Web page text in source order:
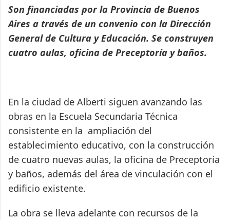
Son financiadas por la Provincia de Buenos
Aires a través de un convenio con la Dirección
General de Cultura y Educación. Se construyen
cuatro aulas, oficina de Preceptoría y baños.
En la ciudad de Alberti siguen avanzando las
obras en la Escuela Secundaria Técnica
consistente en la ampliación del
establecimiento educativo, con la construcción
de cuatro nuevas aulas, la oficina de Preceptoría
y baños, además del área de vinculación con el
edificio existente.
La obra se lleva adelante con recursos de la